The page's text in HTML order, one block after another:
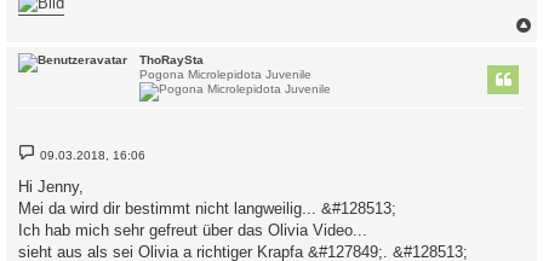
ThoRaySta
Pogona Microlepidota Juvenile
B
e
t
r
g
09.03.2018, 16:06
Hi Jenny,
Mei da wird dir bestimmt nicht langweilig... &#128513;
Ich hab mich sehr gefreut über das Olivia Video...
sieht aus als sei Olivia a richtiger Krapfa &#127849;. &#128513;